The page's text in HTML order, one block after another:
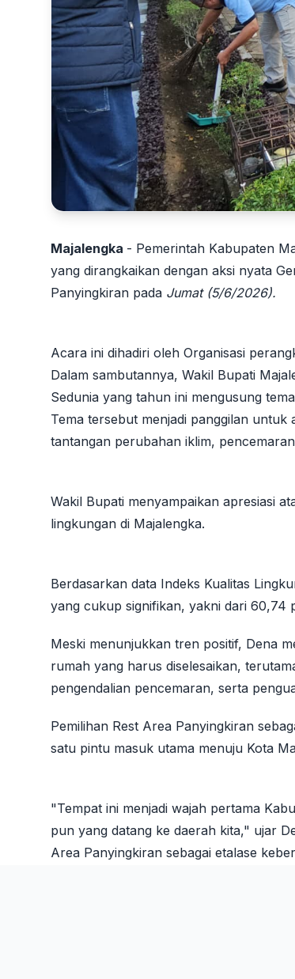
Majalengka - Pemerintah Kabupaten
yang dirangkaikan dengan aksi nyata
Panyingkiran pada Jumat (5/6/2026).
​Acara ini dihadiri oleh Organisasi
​Dalam sambutannya, Wakil Bupati
Sedunia yang tahun ini mengusung
Tema tersebut menjadi panggilan
tantangan perubahan iklim,
​Wakil Bupati menyampaikan apresiasi
lingkungan di Majalengka.
​Berdasarkan data Indeks Kualitas
yang cukup signifikan, yakni dari 60,74
​Meski menunjukkan tren positif, Dena
rumah yang harus diselesaikan,
pengendalian pencemaran, serta
​Pemilihan Rest Area Panyingkiran
satu pintu masuk utama menuju Kota
​"Tempat ini menjadi wajah pertama
pun yang datang ke daerah kita," ujar
Area Panyingkiran sebagai etalase